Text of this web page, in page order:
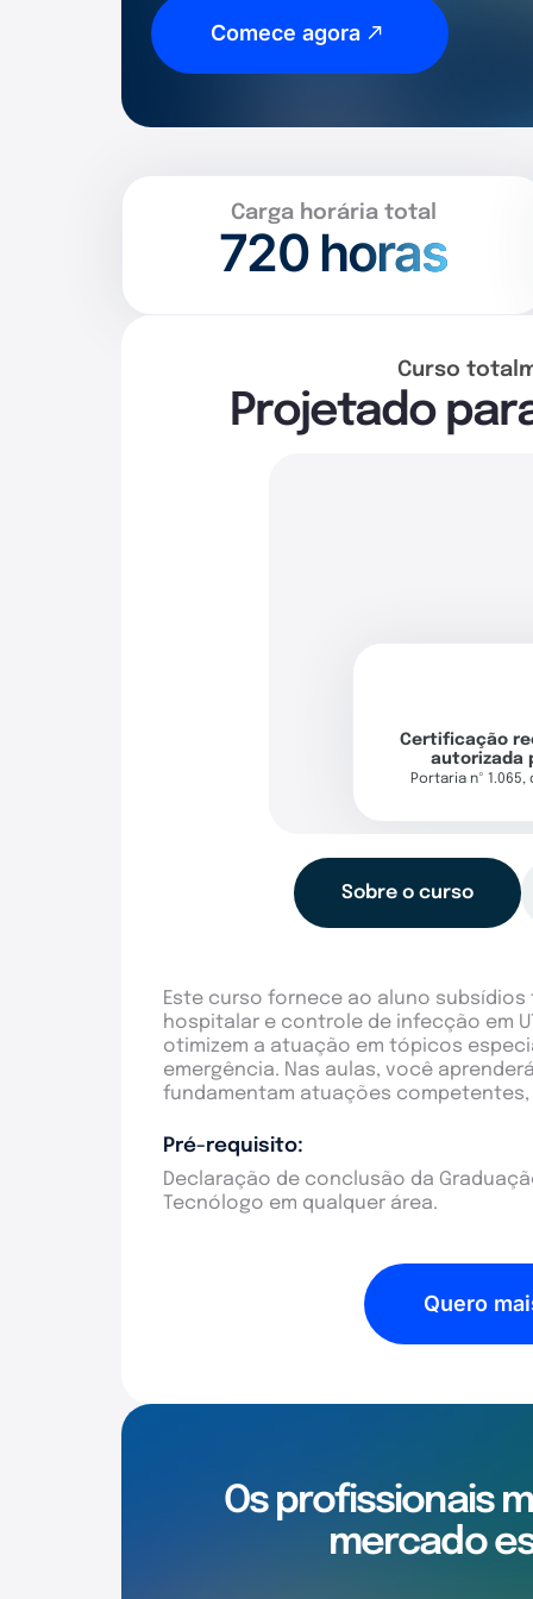
Comece agora
Carga horária total
720horas
Curso
Projetado
Certificação
autorizada
Portaria nº 1.065,
Sobre o curso
Este curso fornece ao aluno
hospitalar e controle de infecção em
otimizem a atuação em tópicos
emergência. Nas aulas, você
fundamentam atuações competentes,
Pré-requisito:
Declaração de conclusão da
Tecnólogo em qualquer área.
Quero
Os profissionais
mercado